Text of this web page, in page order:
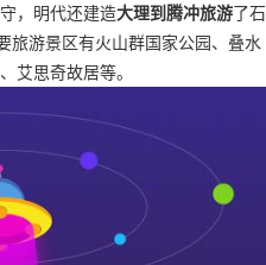
，明代还建造大理到腾冲旅游了石
旅游景区有火山群国家公园、叠水
艾思奇故居等。